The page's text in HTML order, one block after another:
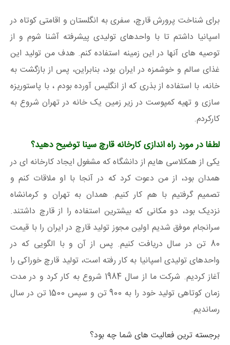
برای شناخت پرورش قارچ، سفری به انگلستان و اقامتی کوتاه در
اسپانیا داشتم تا با واحدهای تولیدی پیشرفته آشنا شوم و از
توصیه های آنها در این زمینه استفاده کنم. هدف من تولید این
غذای سالم و خوشمزه در ایران بود، بنابراین، پس از بازگشت به
خانه، با استفاده از بذری که از انگلیس آورده بودم ، با پاستوریزه
سازی و تهیه کمپوست در زیر زمین یک خانه در تهران شروع به
کارکردم.
لطفا در مورد راه اندازی کارخانه قارچ سینا توضیح دهید؟
یکی از همکلاسی هایم از دانشگاه که مشغول ایجاد کارخانه ای در
همدان بود، از من دعوت کرد که در آنجا با او ملاقات کنم و
تصمیم گرفتیم با هم کار کنیم. همدان به تهران و کرمانشاه
نزدیک بود، دو مکانی که بیشترین استفاده را از قارچ داشتند.
سرانجام موفق شدیم اولین مجوز تولید قارچ در ایران را با قیمت
80 تن در سال دریافت کنیم. پس از آن و با الگویی که در
واحدهای تولیدی اسپانیا به کار رفته است، تولید قارچ خوراکی را
آغاز کردیم. شرکت ما از سال 1984 شروع به کار کرد و در مدت
زمان کوتاهی تولید خود را به 900 تن و سپس 1500 تن در سال
رساندیم.
برجسته ترین فعالیت های شما چه بود؟